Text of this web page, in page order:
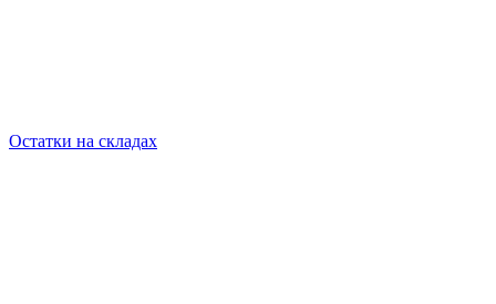
Остатки на складах